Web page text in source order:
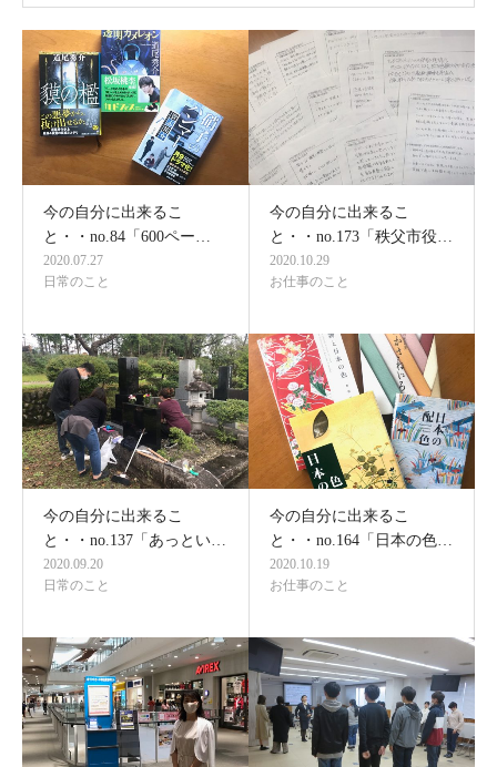
今の自分に出来るこ
と・・no.84「600ペー…
2020.07.27
日常のこと
今の自分に出来るこ
と・・no.173「秩父市役…
2020.10.29
お仕事のこと
今の自分に出来るこ
と・・no.137「あっとい…
2020.09.20
日常のこと
今の自分に出来るこ
と・・no.164「日本の色…
2020.10.19
お仕事のこと